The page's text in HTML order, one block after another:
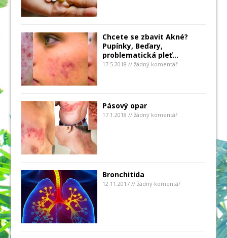
Chcete se zbavit Akné?
Pupínky, Beďary,
problematická pleť…
17.5.2018 // žádný komentář
Pásový opar
17.1.2018 // žádný komentář
Bronchitida
12.11.2017 // žádný komentář